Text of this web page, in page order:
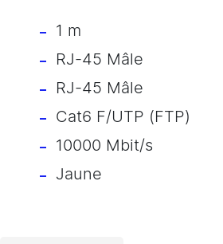
1 m
RJ-45 Mâle
RJ-45 Mâle
Cat6 F/UTP (FTP)
10000 Mbit/s
Jaune